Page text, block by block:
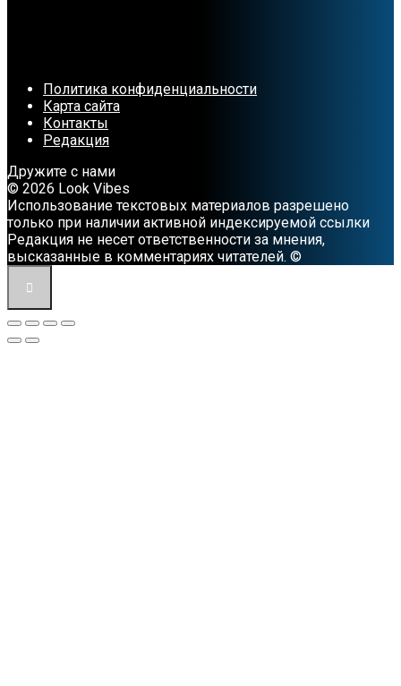
Политика конфиденциальности
Карта сайта
Контакты
Редакция
Дружите с нами
© 2026 Look Vibes
Использование текстовых материалов разрешено
только при наличии активной индексируемой ссылки
Редакция не несет ответственности за мнения,
высказанные в комментариях читателей. ©